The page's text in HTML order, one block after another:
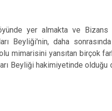
yer almakta ve Bizans
Beyliği'nin, daha
mimarisini yansıtan birçok
Beyliği hakimiyetinde